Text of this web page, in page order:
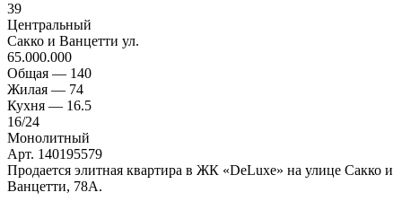
39
Центральный
Сакко и Ванцетти ул.
65.000.000
Общая — 140
Жилая — 74
Кухня — 16.5
16/24
Монолитный
Арт. 140195579
Продается элитная квартира в ЖК «DeLuxe» на улице Сакко и
Ванцетти, 78А.